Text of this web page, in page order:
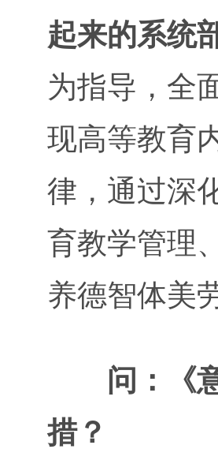
起来的系统
为指导，全
现高等教育
律，通过深
育教学管理
养德智体美
问：《
措？